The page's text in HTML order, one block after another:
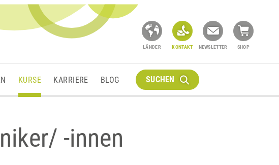
LÄNDER KONTAKT NEWSLETTER SHOP
KURSE KARRIERE BLOG SUCHEN
-innen